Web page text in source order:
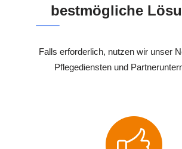
bestmögliche
Falls erforderlich, nutzen wir unser
Pflegediensten und